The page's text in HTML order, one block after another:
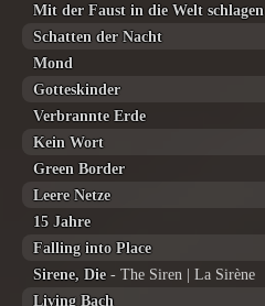
Mit der Faust in die Welt schlagen
Schatten der Nacht
Mond
Gotteskinder
Verbrannte Erde
Kein Wort
Green Border
Leere Netze
15 Jahre
Falling into Place
Sirene, Die- The Siren | La Sirène
Living Bach